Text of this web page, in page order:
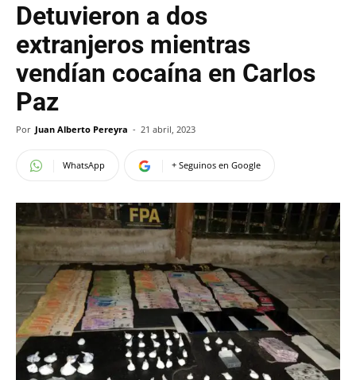
Detuvieron a dos
extranjeros mientras
vendían cocaína en Carlos
Paz
Por Juan Alberto Pereyra - 21 abril, 2023
WhatsApp + Seguinos en Google